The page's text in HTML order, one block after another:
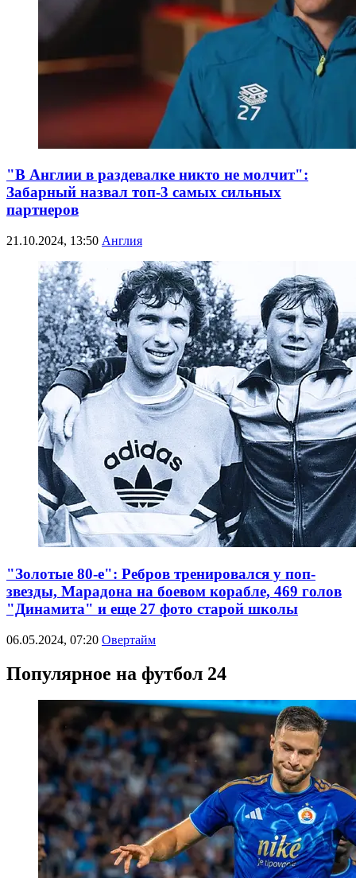
"В Англии в раздевалке никто не молчит":
Забарный назвал топ-3 самых сильных
партнеров
21.10.2024, 13:50 Англия
"Золотые 80-е": Ребров тренировался у поп-
звезды, Марадона на боевом корабле, 469 голов
"Динамита" и еще 27 фото старой школы
06.05.2024, 07:20 Овертайм
Популярное на футбол 24